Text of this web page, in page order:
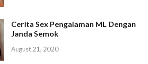
Cerita Sex Pengalaman ML Dengan
Janda Semok
August 21, 2020